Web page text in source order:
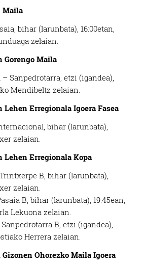
Maila
bihar (larunbata), 16:00etan,
zelaian.
Gorengo Maila
Sanpedrotarra, etzi (igandea),
Mendibeltz zelaian.
Lehen Erregionala Igoera Fasea
bihar (larunbata),
zelaian.
Lehen Erregionala Kopa
B, bihar (larunbata),
zelaian.
B, bihar (larunbata), 19:45ean,
Lekuona zelaian.
B, etzi (igandea),
Herrera zelaian.
Ohorezko Maila Igoera